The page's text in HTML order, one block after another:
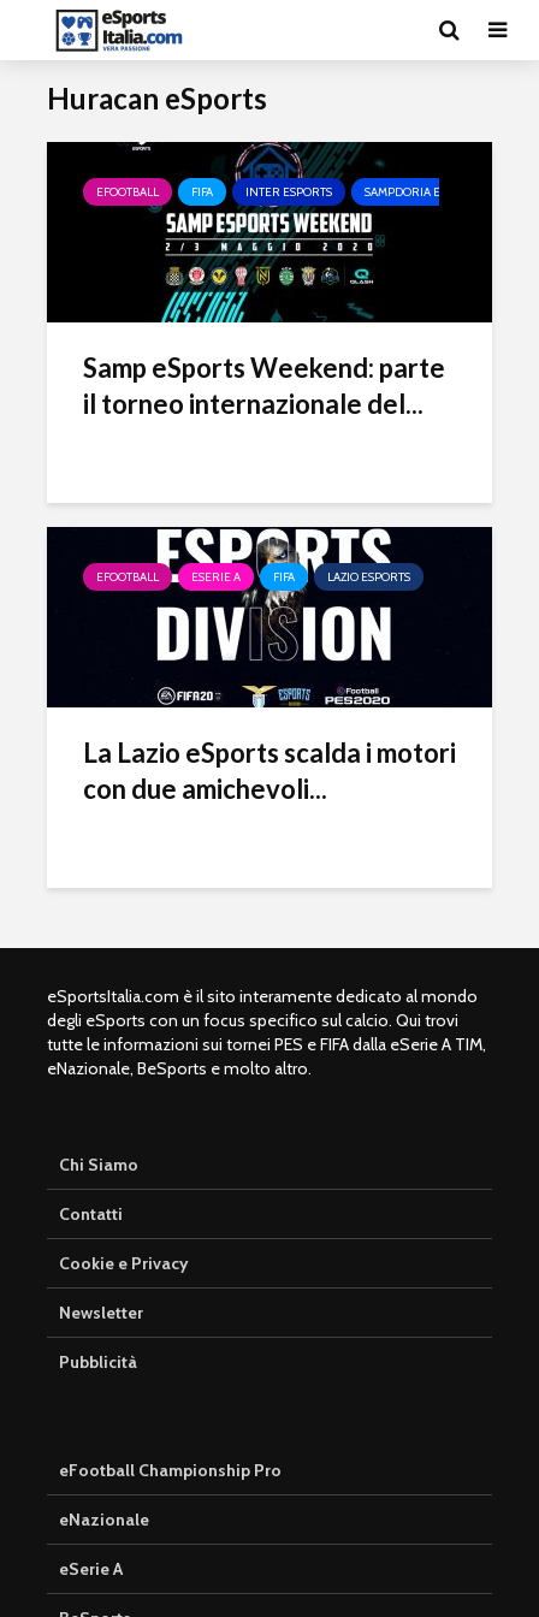
Huracan eSports
EFOOTBALL FIFA INTER ESPORTS SAMPDORIA ESPORTS
Samp eSports Weekend: parte
il torneo internazionale del...
EFOOTBALL ESERIE A FIFA LAZIO ESPORTS
La Lazio eSports scalda i motori
con due amichevoli...
eSportsItalia.com è il sito interamente dedicato al mondo
degli eSports con un focus specifico sul calcio. Qui trovi
tutte le informazioni sui tornei PES e FIFA dalla eSerie A TIM,
eNazionale, BeSports e molto altro.
Chi Siamo
Contatti
Cookie e Privacy
Newsletter
Pubblicità
eFootball Championship Pro
eNazionale
eSerie A